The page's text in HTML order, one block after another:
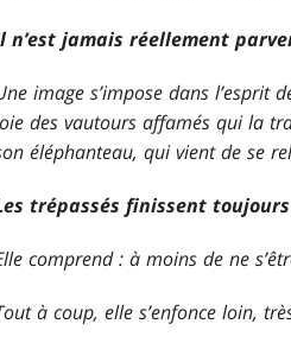
n’est jamais réellement
image s’impose dans l’esprit
des vautours affamés qui la
éléphanteau, qui vient de se
trépassés finissent
comprend : à moins de ne
à coup, elle s’enfonce loin,